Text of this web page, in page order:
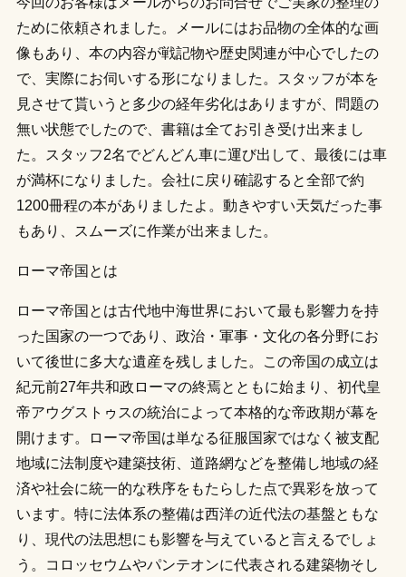
ために依頼されました。メールにはお品物の全体的な画
像もあり、本の内容が戦記物や歴史関連が中心でしたの
で、実際にお伺いする形になりました。スタッフが本を
見させて貰いうと多少の経年劣化はありますが、問題の
無い状態でしたので、書籍は全てお引き受け出来まし
た。スタッフ2名でどんどん車に運び出して、最後には車
が満杯になりました。会社に戻り確認すると全部で約
1200冊程の本がありましたよ。動きやすい天気だった事
もあり、スムーズに作業が出来ました。
ローマ帝国とは
ローマ帝国とは古代地中海世界において最も影響力を持
った国家の一つであり、政治・軍事・文化の各分野にお
いて後世に多大な遺産を残しました。この帝国の成立は
紀元前27年共和政ローマの終焉とともに始まり、初代皇
帝アウグストゥスの統治によって本格的な帝政期が幕を
開けます。ローマ帝国は単なる征服国家ではなく被支配
地域に法制度や建築技術、道路網などを整備し地域の経
済や社会に統一的な秩序をもたらした点で異彩を放って
います。特に法体系の整備は西洋の近代法の基盤ともな
り、現代の法思想にも影響を与えていると言えるでしょ
う。コロッセウムやパンテオンに代表される建築物そし